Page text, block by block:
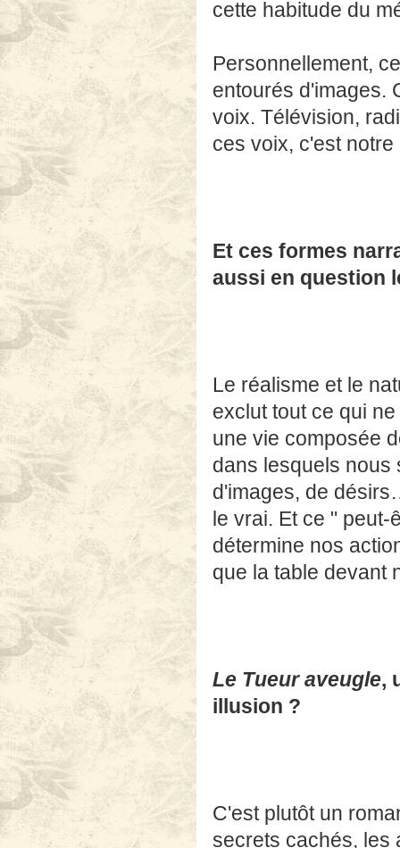
cette habitude du
Personnellement,
entourés d'images.
voix. Télévision,
ces voix, c'est
Et ces formes
aussi en question
Le réalisme et le
exclut tout ce qui
une vie composée
dans lesquels nous
d'images, de
le vrai. Et ce "
détermine nos
que la table devant
Le Tueur aveugle,
illusion ?
C'est plutôt un
secrets cachés, les